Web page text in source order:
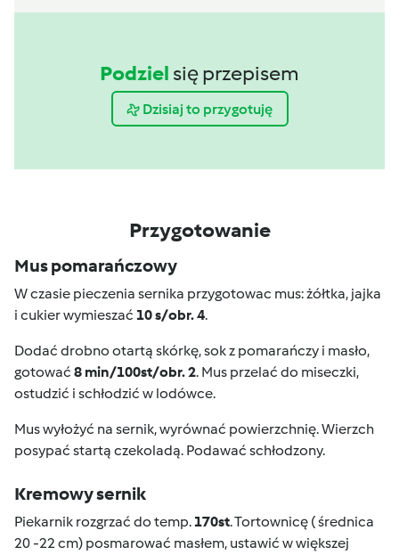
Podziel się przepisem
Dzisiaj to przygotuję
Przygotowanie
Mus pomarańczowy
W czasie pieczenia sernika przygotowac mus: żółtka, jajka
i cukier wymieszać 10 s/obr. 4.
Dodać drobno otartą skórkę, sok z pomarańczy i masło,
gotować 8 min/100st/obr. 2. Mus przelać do miseczki,
ostudzić i schłodzić w lodówce.
Mus wyłożyć na sernik, wyrównać powierzchnię. Wierzch
posypać startą czekoladą. Podawać schłodzony.
Kremowy sernik
Piekarnik rozgrzać do temp. 170st. Tortownicę ( średnica
20 -22 cm) posmarować masłem, ustawić w większej